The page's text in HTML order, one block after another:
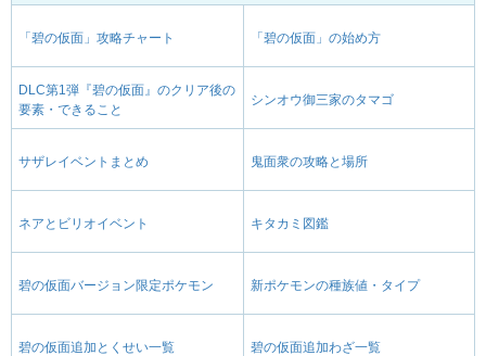
「碧の仮面」攻略チャート 「碧の仮面」の始め方
DLC第1弾『碧の仮面』のクリア後の
要素・できること
シンオウ御三家のタマゴ
サザレイベントまとめ 鬼面衆の攻略と場所
ネアとビリオイベント キタカミ図鑑
碧の仮面バージョン限定ポケモン 新ポケモンの種族値・タイプ
碧の仮面追加とくせい一覧 碧の仮面追加わざ一覧